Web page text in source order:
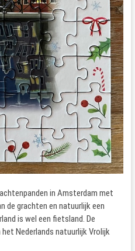
in Amsterdam met
de grachten en natuurlijk een
is wel een fietsland. De
Nederlands natuurlijk Vrolijk